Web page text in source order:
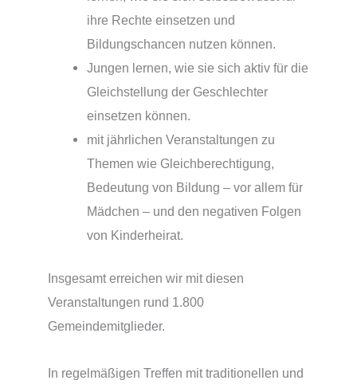
ihre Rechte einsetzen und
Bildungschancen nutzen können.
Jungen lernen, wie sie sich aktiv für die
Gleichstellung der Geschlechter
einsetzen können.
mit jährlichen Veranstaltungen zu
Themen wie Gleichberechtigung,
Bedeutung von Bildung – vor allem für
Mädchen – und den negativen Folgen
von Kinderheirat.
Insgesamt erreichen wir mit diesen
Veranstaltungen rund 1.800
Gemeindemitglieder.
In regelmäßigen Treffen mit traditionellen und